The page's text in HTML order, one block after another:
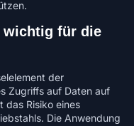
für die
der
Zugriffs auf Daten auf
das Risiko eines
Die Anwendung